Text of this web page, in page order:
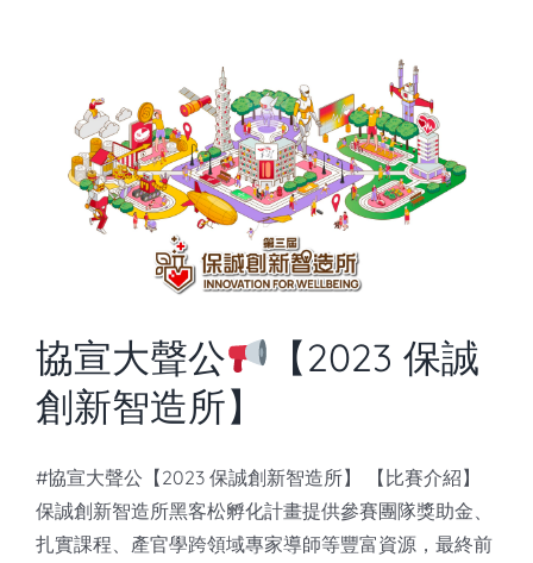
協宣大聲公
【2023 保誠
創新智造所】
#協宣大聲公【2023 保誠創新智造所】 【比賽介紹】
保誠創新智造所黑客松孵化計畫提供參賽團隊獎助金、
扎實課程、產官學跨領域專家導師等豐富資源，最終前